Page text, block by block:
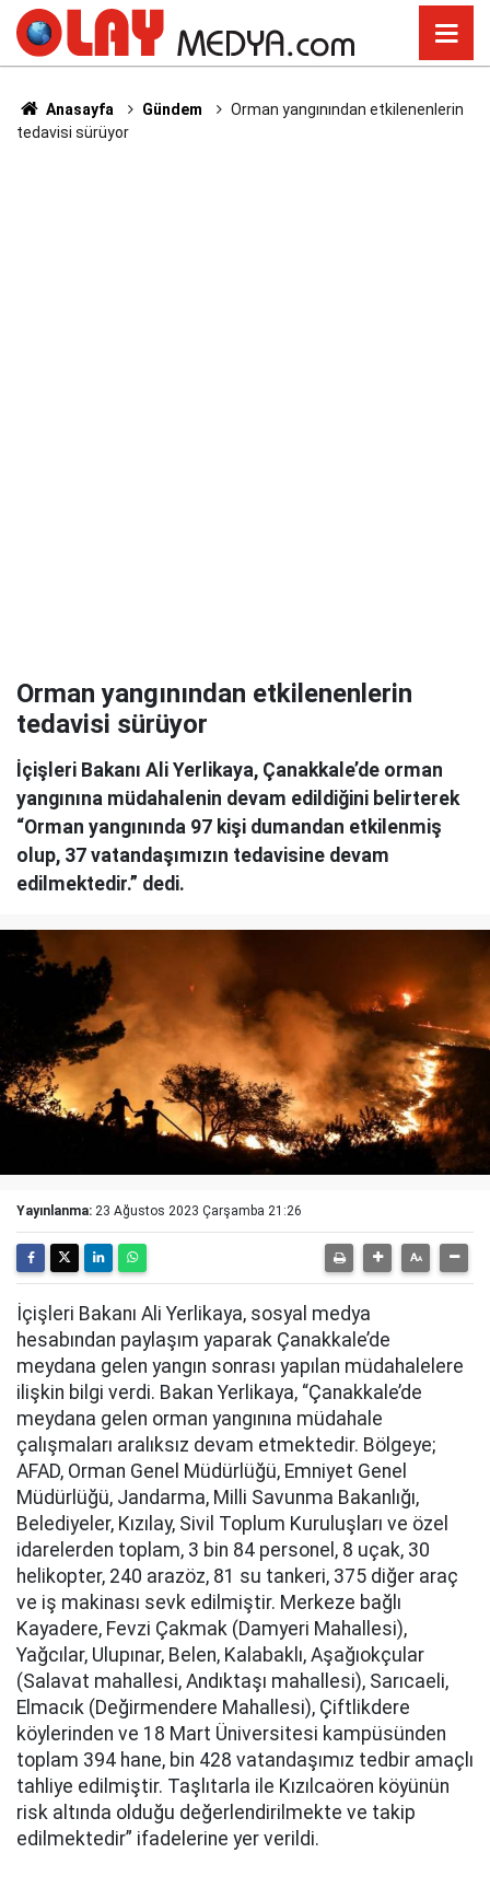
Anasayfa Gündem
Orman yangınından etkilenenlerin
tedavisi sürüyor
Orman yangınından etkilenenlerin
tedavisi sürüyor
İçişleri Bakanı Ali Yerlikaya, Çanakkale’de orman
yangınına müdahalenin devam edildiğini belirterek
“Orman yangınında 97 kişi dumandan etkilenmiş
olup, 37 vatandaşımızın tedavisine devam
edilmektedir.” dedi.
Yayınlanma: 23 Ağustos 2023 Çarşamba 21:26
İçişleri Bakanı Ali Yerlikaya, sosyal medya
hesabından paylaşım yaparak Çanakkale’de
meydana gelen yangın sonrası yapılan müdahalelere
ilişkin bilgi verdi. Bakan Yerlikaya, “Çanakkale’de
meydana gelen orman yangınına müdahale
çalışmaları aralıksız devam etmektedir. Bölgeye;
AFAD, Orman Genel Müdürlüğü, Emniyet Genel
Müdürlüğü, Jandarma, Milli Savunma Bakanlığı,
Belediyeler, Kızılay, Sivil Toplum Kuruluşları ve özel
idarelerden toplam, 3 bin 84 personel, 8 uçak, 30
helikopter, 240 arazöz, 81 su tankeri, 375 diğer araç
ve iş makinası sevk edilmiştir. Merkeze bağlı
Kayadere, Fevzi Çakmak (Damyeri Mahallesi),
Yağcılar, Ulupınar, Belen, Kalabaklı, Aşağıokçular
(Salavat mahallesi, Andıktaşı mahallesi), Sarıcaeli,
Elmacık (Değirmendere Mahallesi), Çiftlikdere
köylerinden ve 18 Mart Üniversitesi kampüsünden
toplam 394 hane, bin 428 vatandaşımız tedbir amaçlı
tahliye edilmiştir. Taşlıtarla ile Kızılcaören köyünün
risk altında olduğu değerlendirilmekte ve takip
edilmektedir” ifadelerine yer verildi.